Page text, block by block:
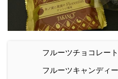
フルーツチョコレー
フルーツキャンディ